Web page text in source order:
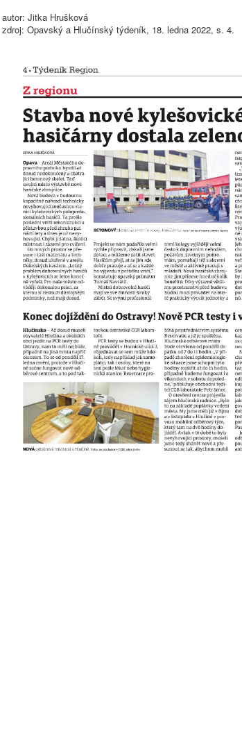
autor: Jitka Hrušková
zdroj: Opavský a Hlučínský týdeník, 18. ledna 2022, s. 4.